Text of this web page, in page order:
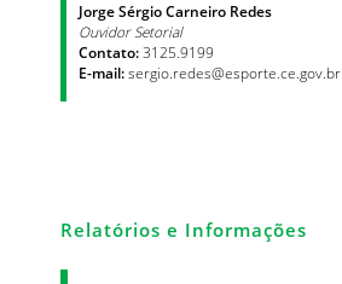
Jorge Sérgio Carneiro Redes
Ouvidor Setorial
Contato:3125.9199
E-mail:sergio.redes@esporte.ce.gov.br
Relatórios e Informações